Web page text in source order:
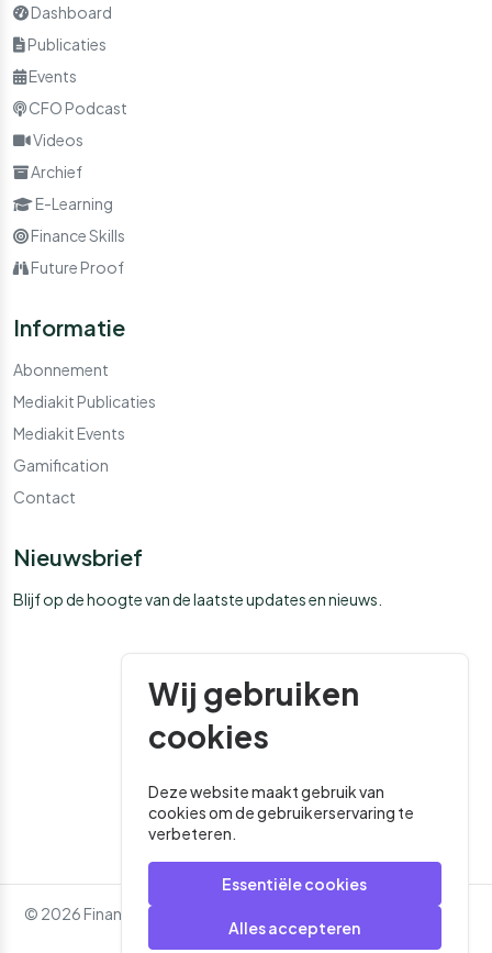
Wij gebruiken
cookies
Deze website maakt gebruik van
cookies om de gebruikerservaring te
verbeteren.
Essentiële cookies
Alles accepteren
Dashboard
Publicaties
Events
CFO Podcast
Videos
Archief
E-Learning
Finance Skills
Future Proof
Informatie
Abonnement
Mediakit Publicaties
Mediakit Events
Gamification
Contact
Nieuwsbrief
Blijf op de hoogte van de laatste updates en nieuws.
© 2026 Financial Media. Alle rechten voorbehouden. - Website
Roger That